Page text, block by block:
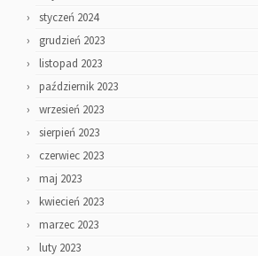
styczeń 2024
grudzień 2023
listopad 2023
październik 2023
wrzesień 2023
sierpień 2023
czerwiec 2023
maj 2023
kwiecień 2023
marzec 2023
luty 2023